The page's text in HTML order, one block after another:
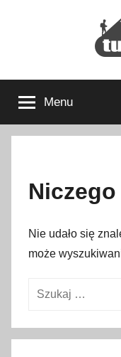
podróżniczy
i
portal
Menu
Nie udało się
może
Szukaj: